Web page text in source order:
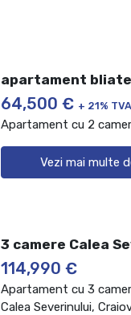
apartament
64,500 € + 21% TVA
Apartament cu 2
Vezi mai multe
3 camere Calea
114,990 €
Apartament cu 3
Calea Severinului,